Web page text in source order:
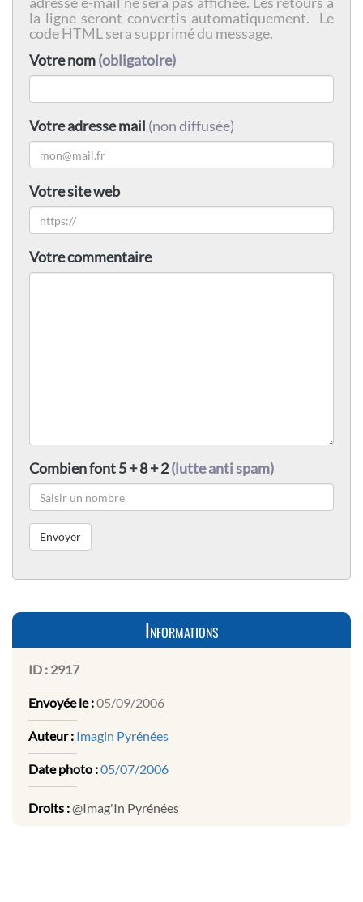
la ligne seront convertis automatiquement. Le
code HTML sera supprimé du message.
Votre nom(obligatoire)
Votre adresse mail (non diffusée)
Votre site web
Votre commentaire
Combien font 5 + 8 + 2(lutte anti spam)
Informations
ID : 2917
Envoyée le :05/09/2006
Auteur : Imagin Pyrénées
Date photo :05/07/2006
Droits :@Imag'In Pyrénées